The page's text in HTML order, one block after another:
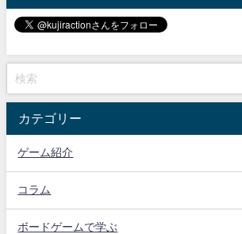
カテゴリー
ゲーム紹介
コラム
ボードゲームで学ぶ